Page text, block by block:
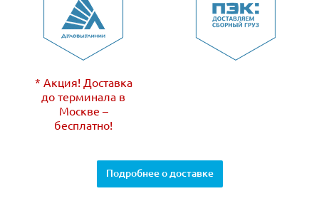
* Акция! Доставка
до терминала в
Москве –
бесплатно!
Подробнее о доставке